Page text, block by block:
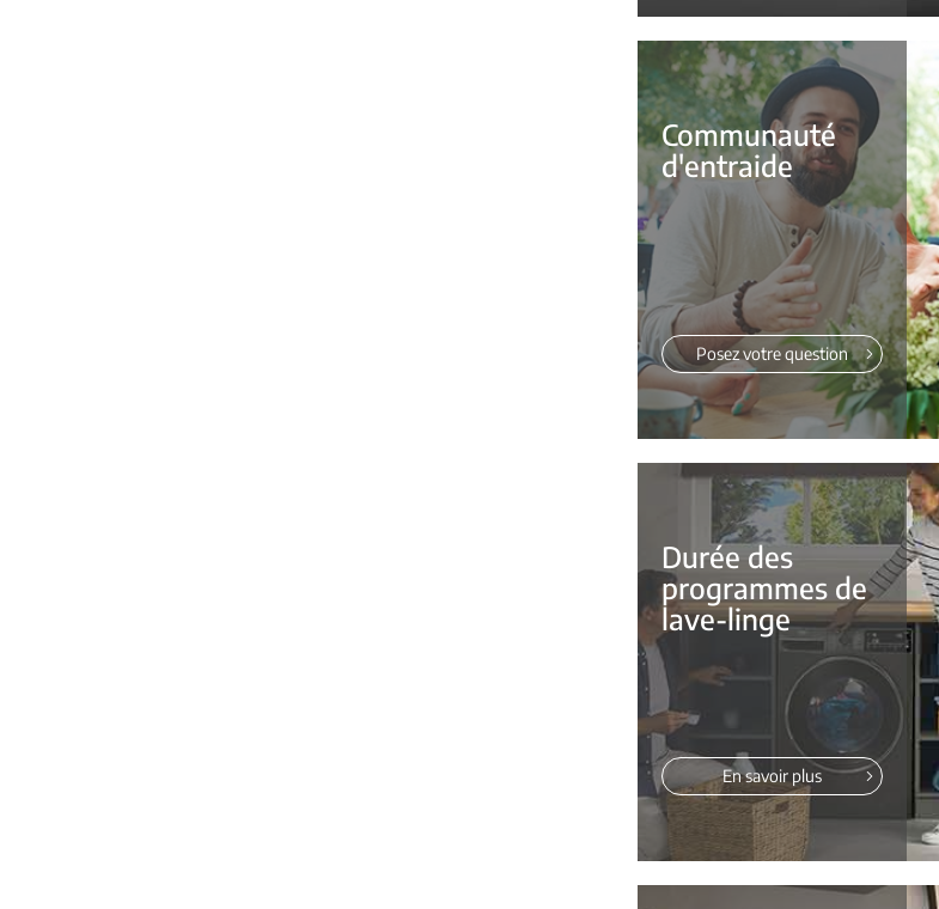
Communauté
d'entraide
Posez votre question
Durée des
programmes de
lave-linge
En savoir plus